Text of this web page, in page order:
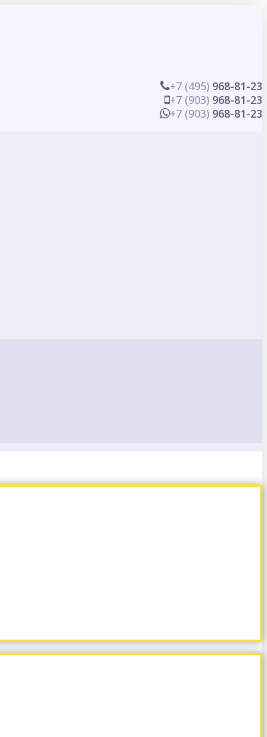
+7 (495) 968-81-23
+7 (903) 968-81-23
+7 (903) 968-81-23